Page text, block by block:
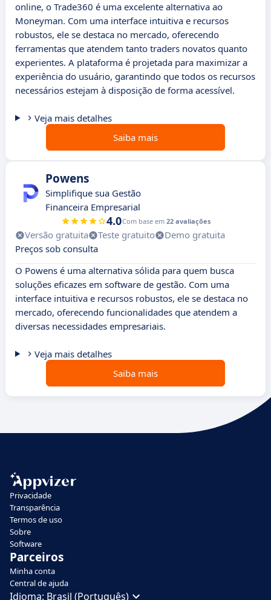
online, o Trade360 é uma excelente alternativa ao
Moneyman. Com uma interface intuitiva e recursos
robustos, ele se destaca no mercado, oferecendo
ferramentas que atendem tanto traders novatos quanto
experientes. A plataforma é projetada para maximizar a
experiência do usuário, garantindo que todos os recursos
necessários estejam à disposição de forma acessível.
Veja mais detalhes
Saiba mais
Powens
Simplifique sua Gestão
Financeira Empresarial
4.0Com base em 22 avaliações
Versão gratuita Teste gratuito
Demo gratuita
Preços sob consulta
O Powens é uma alternativa sólida para quem busca
soluções eficazes em software de gestão. Com uma
interface intuitiva e recursos robustos, ele se destaca no
mercado, oferecendo funcionalidades que atendem a
diversas necessidades empresariais.
Veja mais detalhes
Saiba mais
Privacidade
Transparência
Termos de uso
Sobre
Software
Parceiros
Minha conta
Central de ajuda
Idioma: Brasil (Português)